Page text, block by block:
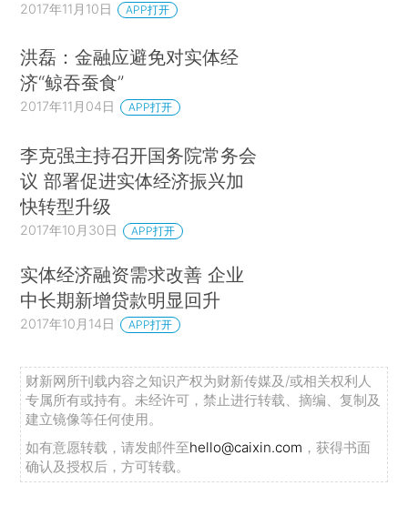
2017年11月10日 APP打开
洪磊：金融应避免对实体经
济“鲸吞蚕食”
2017年11月04日 APP打开
李克强主持召开国务院常务会
议 部署促进实体经济振兴加
快转型升级
2017年10月30日 APP打开
实体经济融资需求改善 企业
中长期新增贷款明显回升
2017年10月14日 APP打开
财新网所刊载内容之知识产权为财新传媒及/或相关权利人
专属所有或持有。未经许可，禁止进行转载、摘编、复制及
建立镜像等任何使用。
如有意愿转载，请发邮件至hello@caixin.com ，获得书面
确认及授权后，方可转载。